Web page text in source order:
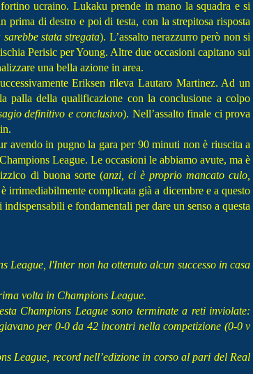
ucraino. Lukaku prende in mano la squadra e si
prima di destro e poi di testa, con la strepitosa risposta
stata stregata). L’assalto nerazzurro però non si
Perisic per Young. Altre due occasioni capitano sui
una bella azione in area.
Eriksen rileva Lautaro Martinez. Ad un
palla della qualificazione con la conclusione a colpo
definitivo e conclusivo). Nell’assalto finale ci prova
avendo in pugno la gara per 90 minuti non è riuscita a
League. Le occasioni le abbiamo avute, ma è
di buona sorte (anzi, ci è proprio mancato culo,
irrimediabilmente complicata già a dicembre e a questo
e fondamentali per dare un senso a questa
League, l'Inter non ha ottenuto alcun successo in casa
volta in Champions League.
Champions League sono terminate a reti inviolate:
per 0-0 da 42 incontri nella competizione (0-0 v
League, record nell’edizione in corso al pari del Real